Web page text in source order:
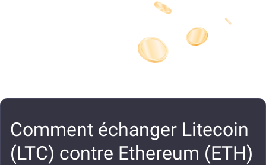
Comment échanger Litecoin
(LTC) contre Ethereum (ETH)